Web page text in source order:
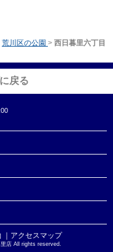
荒川区の公園 > 西日暮里六丁目
戻る
｜アクセスマップ
店 All rights reserved.